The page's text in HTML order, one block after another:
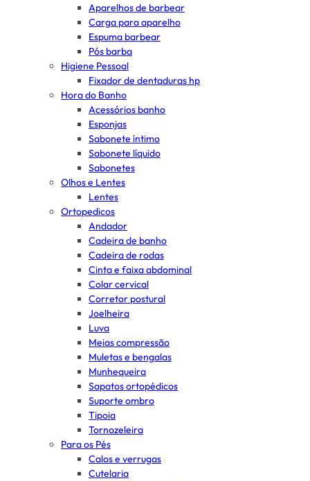
Aparelhos de barbear
Carga para aparelho
Espuma barbear
Pós barba
Higiene Pessoal
Fixador de dentaduras hp
Hora do Banho
Acessórios banho
Esponjas
Sabonete íntimo
Sabonete líquido
Sabonetes
Olhos e Lentes
Lentes
Ortopedicos
Andador
Cadeira de banho
Cadeira de rodas
Cinta e faixa abdominal
Colar cervical
Corretor postural
Joelheira
Luva
Meias compressão
Muletas e bengalas
Munhequeira
Sapatos ortopédicos
Suporte ombro
Tipoia
Tornozeleira
Para os Pés
Calos e verrugas
Cutelaria